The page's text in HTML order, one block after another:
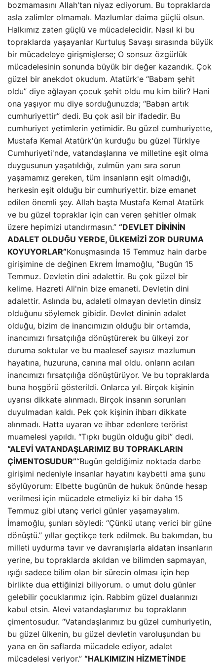
bozmamasını Allah'tan niyaz ediyorum. Bu topraklarda
asla zalimler olmamalı. Mazlumlar daima güçlü olsun.
Halkımız zaten güçlü ve mücadelecidir. Nasıl ki bu
topraklarda yaşayanlar Kurtuluş Savaşı sırasında büyük
bir mücadeleye girişmişlerse; O sonsuz özgürlük
mücadelesinin sonunda büyük bir değer kazandık. Çok
güzel bir anekdot okudum. Atatürk'e “Babam şehit
oldu” diye ağlayan çocuk şehit oldu mu kim bilir? Hani
ona yaşıyor mu diye sorduğunuzda; “Baban artık
cumhuriyettir” dedi. Bu çok asil bir ifadedir. Bu
cumhuriyet yetimlerin yetimidir. Bu güzel cumhuriyette,
Mustafa Kemal Atatürk'ün kurduğu bu güzel Türkiye
Cumhuriyeti'nde, vatandaşlarına ve milletine eşit olma
duygusunun yaşatıldığı, zulmün yanı sıra sorun
yaşamamız gereken, tüm insanların eşit olmadığı,
herkesin eşit olduğu bir cumhuriyettir. bize emanet
edilen önemli şey. Allah başta Mustafa Kemal Atatürk
ve bu güzel topraklar için can veren şehitler olmak
üzere hepimizi utandırmasın.” “DEVLET DİNİNİN
ADALET OLDUĞU YERDE, ÜLKEMİZİ ZOR DURUMA
KOYUYORLAR”Konuşmasında 15 Temmuz hain darbe
girişimine de değinen Ekrem İmamoğlu, “Bugün 15
Temmuz. Devletin dini adalettir. Bu çok güzel bir
kelime. Hazreti Ali'nin bize emaneti. Devletin dini
adalettir. Aslında bu, adaleti olmayan devletin dinsiz
olduğunu söylemek gibidir. Devlet dininin adalet
olduğu, bizim de inancımızın olduğu bir ortamda,
inancımızı fırsatçılığa dönüştürerek bu ülkeyi zor
duruma soktular ve bu maalesef sayısız mazlumun
hayatına, huzuruna, canına mal oldu. onların acıları
inancımızı fırsatçılığa dönüştürüyor. Ve bu topraklarda
buna hoşgörü gösterildi. Onlarca yıl. Birçok kişinin
uyarısı dikkate alınmadı. Birçok insanın sorunları
duyulmadan kaldı. Pek çok kişinin ihbarı dikkate
alınmadı. Hatta uyaran ve ihbar edenlere terörist
muamelesi yapıldı. “Tıpkı bugün olduğu gibi” dedi.
“ALEVİ VATANDAŞLARIMIZ BU TOPRAKLARIN
ÇİMENTOSUDUR”“Bugün geldiğimiz noktada darbe
girişimi nedeniyle insanlar hayatını kaybetti ama şunu
söylüyorum: Elbette bugünün de hukuk önünde hesap
verilmesi için mücadele etmeliyiz ki bir daha 15
Temmuz gibi utanç verici günler yaşamayalım.
İmamoğlu, şunları söyledi: “Çünkü utanç verici bir güne
dönüştü.” yıllar geçtikçe terk edilmek. Bu bakımdan, bu
milleti uydurma tavır ve davranışlarla aldatan insanların
yerine, bu topraklarda akıldan ve bilimden sapmayan,
ışığı sadece bilim olan bir sürecin olması için hep
birlikte dua ettiğinizi biliyorum. o umut dolu günler
gelebilir çocuklarımız için. Rabbim güzel dualarınızı
kabul etsin. Alevi vatandaşlarımız bu toprakların
çimentosudur. “Vatandaşlarımız bu güzel cumhuriyetin,
bu güzel ülkenin, bu güzel devletin varoluşundan bu
yana en ön saflarda mücadele ediyor, adalet
mücadelesi veriyor.” “HALKIMIZIN HİZMETİNDE